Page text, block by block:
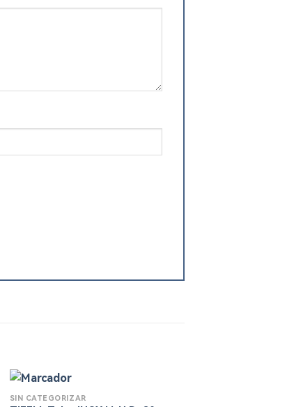
SIN CATEGORIZAR